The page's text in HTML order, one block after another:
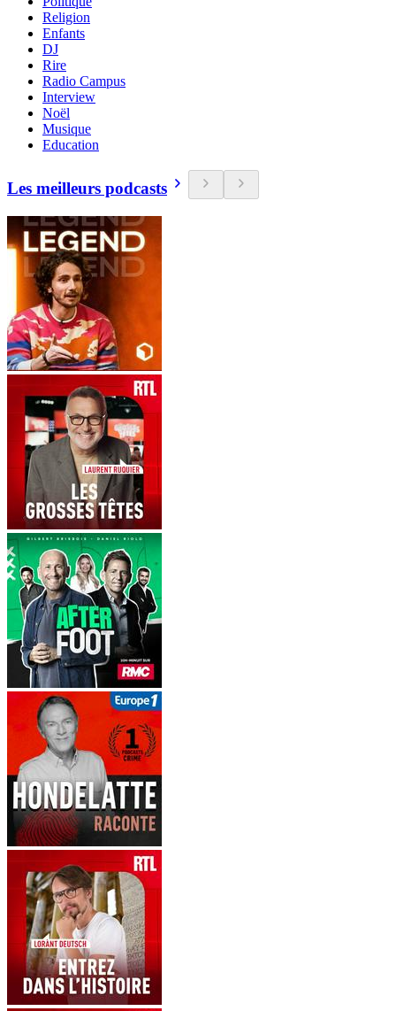
Religion
Enfants
DJ
Rire
Radio Campus
Interview
Noël
Musique
Education
Les meilleurs podcasts